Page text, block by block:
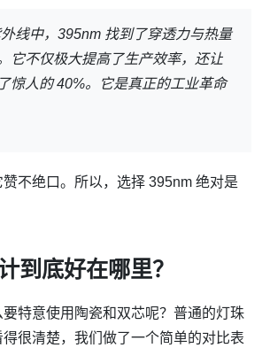
线中，395nm 找到了穿透力与热量
它不仅极大提高了生产效率，还让
惊人的 40%。它是真正的工业革命
不绝口。所以，选择 395nm 绝对是
到底好在哪里？
特意使用陶瓷和双芯呢？普通的灯珠
很清楚，我们做了一个简单的对比表